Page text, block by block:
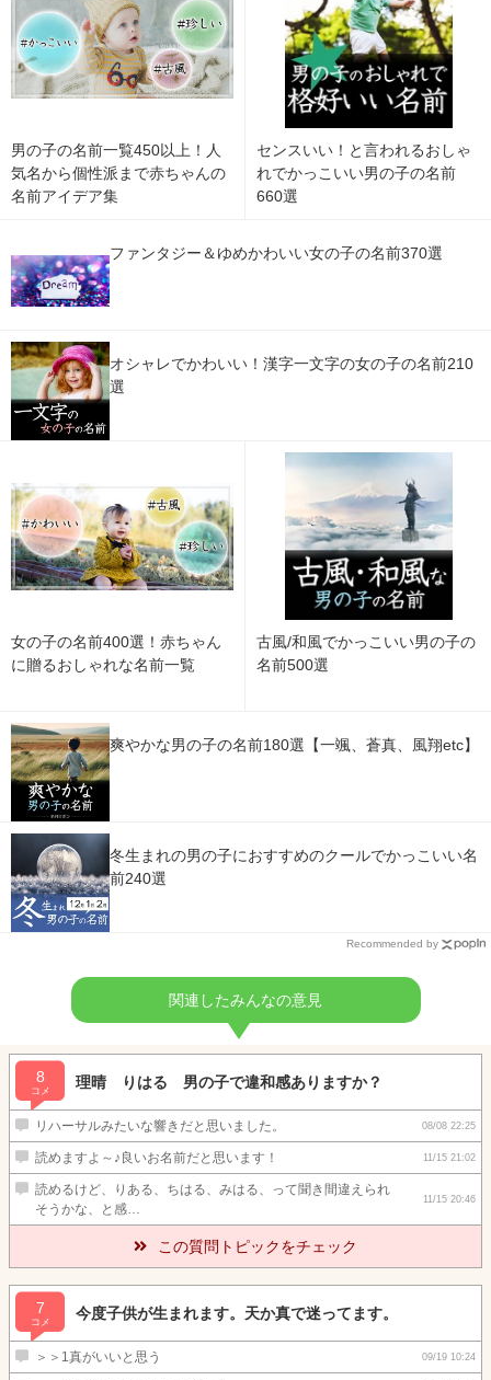
男の子の名前一覧450以上！人
気名から個性派まで赤ちゃんの
名前アイデア集
センスいい！と言われるおしゃ
れでかっこいい男の子の名前
660選
ファンタジー＆ゆめかわいい女の子の名前370選
オシャレでかわいい！漢字一文字の女の子の名前210
選
女の子の名前400選！赤ちゃん
に贈るおしゃれな名前一覧
古風/和風でかっこいい男の子の
名前500選
爽やかな男の子の名前180選【一颯、蒼真、風翔etc】
冬生まれの男の子におすすめのクールでかっこいい名
前240選
Recommended by
関連したみんなの意見
8
コメ
理晴 りはる 男の子で違和感ありますか？
リハーサルみたいな響きだと思いました。 08/08 22:25
読めますよ～♪良いお名前だと思います！ 11/15 21:02
読めるけど、りある、ちはる、みはる、って聞き間違えられ
そうかな、と感…
11/15 20:46
この質問トピックをチェック
7
コメ
今度子供が生まれます。天か真で迷ってます。
＞＞1真がいいと思う 09/19 10:24